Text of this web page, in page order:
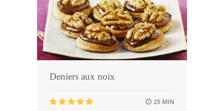
Deniers aux noix
25 MIN